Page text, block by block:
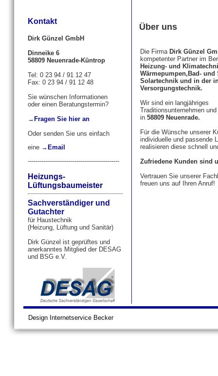
Kontakt
Dirk Günzel GmbH
Dinneike 6
58809 Neuenrade-Küntrop
Tel: 0 23 94 / 91 12 47
Fax: 0 23 94 / 91 12 48
Sie wünschen Informationen
oder einen Beratungstermin?
→Fragen Sie hier an
Oder senden Sie uns einfach
eine →Email
-----------------------------------------------
Heizungs-
Lüftungsbaumeister
Sachverständiger und
Gutachter
für Haustechnik
(Heizung, Lüftung und Sanitär)
Dirk Günzel ist geprüftes und
anerkanntes Mitglied der DESAG
und BSG e.V.
Über uns
Die FirmaDirk Günzel
kompetenter Partner im
Heizung- und
Wärmepumpen,Bad- und
Solartechnik und in der
Versorgungstechnik.
Wir sind ein langjähriges
Traditionsunternehmen
in 58809 Neuenrade.
Für die Wünsche unserer
individuelle und passende
realisieren diese schnell
Zufriedene Kunden sind
Vertrauen Sie unserer
freuen uns auf Ihren Anruf!
Design Internetservice Becker